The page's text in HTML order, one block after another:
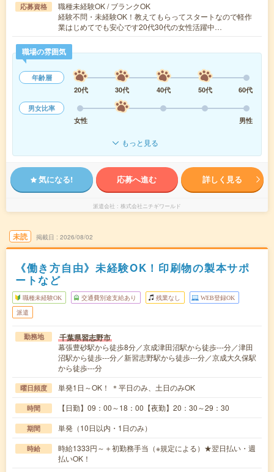
応募資格
職種未経験OK / ブランクOK
経験不問・未経験OK！教えてもらってスタートなので軽作
業はじめてでも安心です20代30代の女性活躍中…
職場の雰囲気
年齢層
20代
30代 40代 50代
60代
男女比率
女性
男性
もっと見る
気になる! 応募へ進む 詳しく見る
派遣会社 株式会社ニチギワールド
未読 掲載日 2026/08/02
《働き方自由》未経験OK！印刷物の製本サポ
ートなど
職種未経験OK 交通費別途支給あり 残業なし WEB登録OK
派遣
勤務地 千葉県習志野市
幕張豊砂駅から徒歩8分／京成津田沼駅から徒歩---分／津田
沼駅から徒歩---分／新習志野駅から徒歩---分／京成大久保駅
から徒歩---分
曜日頻度 単発1日～OK！ ＊平日のみ、土日のみOK
時間 【日勤】09：00～18：00【夜勤】20：30～29：30
期間 単発（10日以内・1日のみ）
時給
時給1333円～＋初勤務手当（※規定による）★翌日払い・週
払いOK！